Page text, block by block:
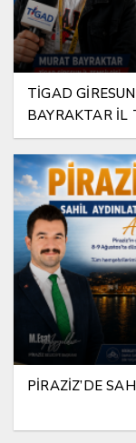
TİGAD
BAYRAKTAR İL
PİRAZİZ’DE